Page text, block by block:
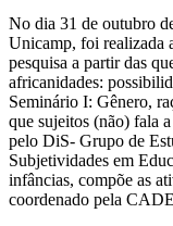
No dia 31 de outubro
Unicamp, foi realizada
pesquisa a partir das
africanidades:
Seminário I: Gênero,
que sujeitos (não) fala
pelo DiS- Grupo de
Subjetividades em
infâncias, compõe as
coordenado pela